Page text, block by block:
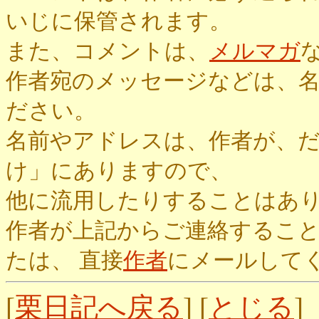
いじに保管されます。
また、コメントは、
メルマガ
作者宛のメッセージなどは、
ださい。
名前やアドレスは、作者が、
け」にありますので、
他に流用したりすることはあ
作者が上記からご連絡するこ
たは、 直接作者にメールして
[栗日記へ戻る] [とじる]